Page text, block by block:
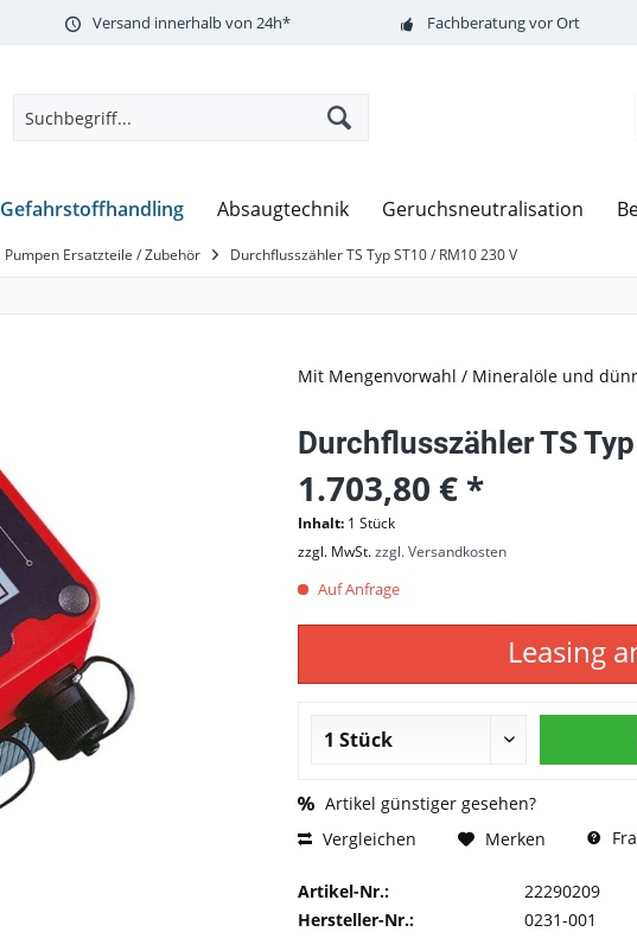
Versand innerhalb von 24h* Fachberatung vor Ort
Gefahrstoffhandling Absaugtechnik Geruchsneutralisation
Pumpen Ersatzteile / Zubehör Durchflusszähler TS Typ ST10 / RM10 230 V
Mit Mengenvorwahl / Mineralöle und
Durchflusszähler TS
1.703,80 € *
Inhalt: 1 Stück
zzgl. MwSt.zzgl. Versandkosten
Auf Anfrage
Leasing
Artikel günstiger gesehen?
Vergleichen
Merken
Artikel-Nr.:
22290209
Hersteller-Nr.:
0231-001